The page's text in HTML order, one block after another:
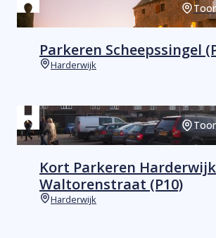
Parkeren Scheepssingel
Harderwijk
Kort Parkeren
Waltorenstraat (P10)
Harderwijk